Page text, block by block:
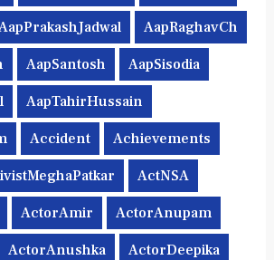
AapRaghavCh
AapSantosh AapSisodia
AapTahirHussain
Accident Achievements
ActNSA
ActorAmir ActorAnupam
ActorAnushka ActorDeepika